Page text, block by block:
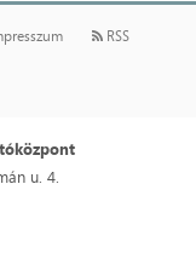
RSS
u. 4.